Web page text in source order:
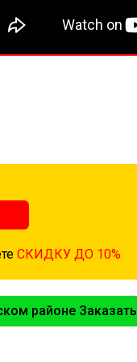
СКИДКУ ДО 10%
районе